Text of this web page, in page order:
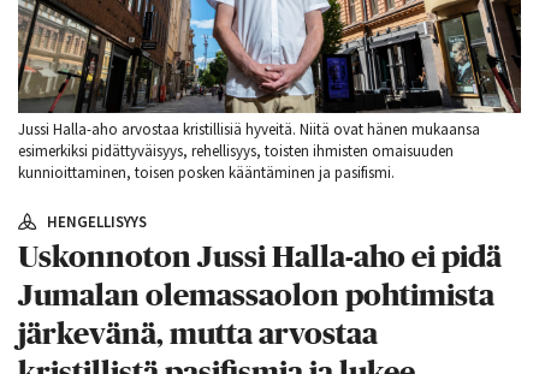
Jussi Halla-aho arvostaa kristillisiä hyveitä. Niitä ovat hänen mukaansa
esimerkiksi pidättyväisyys, rehellisyys, toisten ihmisten omaisuuden
kunnioittaminen, toisen posken kääntäminen ja pasifismi.
HENGELLISYYS
Uskonnoton Jussi Halla-aho ei pidä
Jumalan olemassaolon pohtimista
järkevänä, mutta arvostaa